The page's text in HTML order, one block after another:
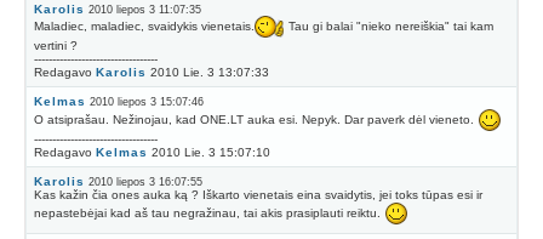
Karolis 2010 liepos 3 11:07:35
Maladiec, maladiec, svaidykis vienetais.
Tau gi balai "nieko nereiškia" tai kam
vertini ?
----------------------------------
Redagavo Karolis 2010 Lie. 3 13:07:33
Kelmas 2010 liepos 3 15:07:46
O atsiprašau. Nežinojau, kad ONE.LT auka esi. Nepyk. Dar paverk dėl vieneto.
----------------------------------
Redagavo Kelmas 2010 Lie. 3 15:07:10
Karolis 2010 liepos 3 16:07:55
Kas kažin čia ones auka ką ? Iškarto vienetais eina svaidytis, jei toks tūpas esi ir
nepastebėjai kad aš tau negražinau, tai akis prasiplauti reiktu.